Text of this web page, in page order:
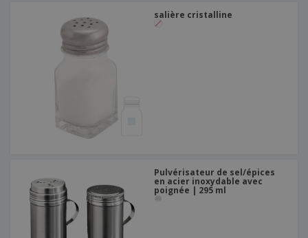
salière cristalline
Pulvérisateur de sel/épices
en acier inoxydable avec
poignée | 295 ml